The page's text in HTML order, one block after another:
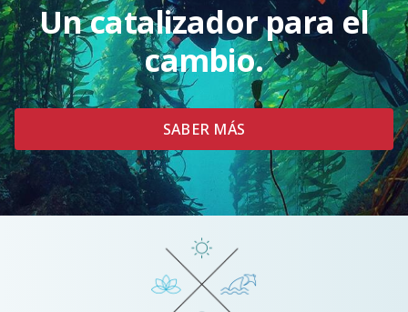
Un catalizador para el
cambio.
SABER MÁS